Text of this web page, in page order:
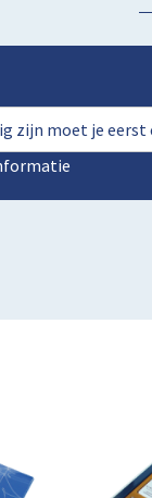
zijn moet je